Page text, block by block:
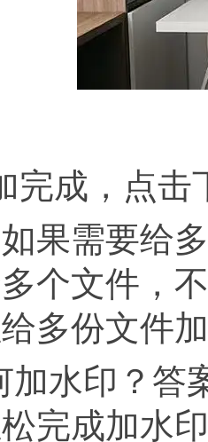
成，点击
需要给多
个文件，
多份文件
印？答案
完成加水